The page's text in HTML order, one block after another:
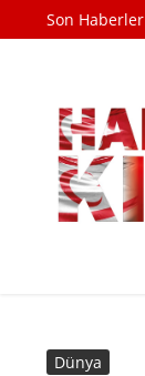
İçeriğe atlaSon Haberler
Dünya